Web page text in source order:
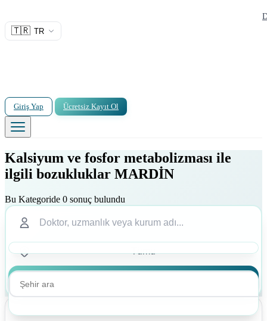
🇹🇷 TR
Giriş Yap Ücretsiz Kayıt Ol
Kalsiyum ve fosfor metabolizması ile
ilgili bozukluklar MARDİN
Bu Kategoride 0 sonuç bulundu